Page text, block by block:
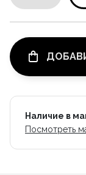
Наличие в
Посмотреть